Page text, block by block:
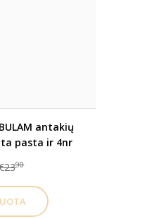
antakių
pasta ir 4nr
90